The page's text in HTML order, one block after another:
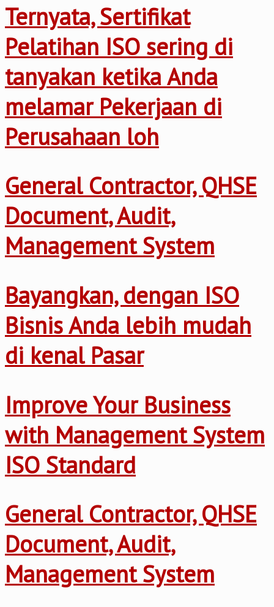
Ternyata, Sertifikat
Pelatihan ISO sering di
tanyakan ketika Anda
melamar Pekerjaan di
Perusahaan loh
General Contractor, QHSE
Document, Audit,
Management System
Bayangkan, dengan ISO
Bisnis Anda lebih mudah
di kenal Pasar
Improve Your Business
with Management System
ISO Standard
General Contractor, QHSE
Document, Audit,
Management System